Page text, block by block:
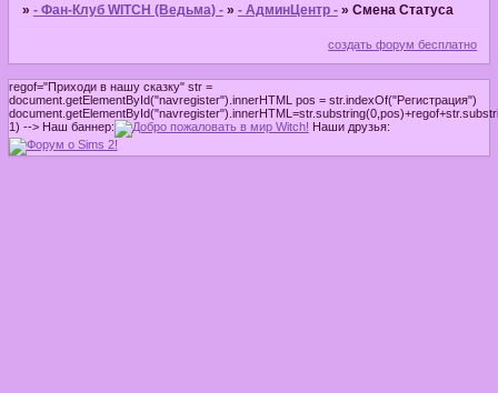
» - Фан-Клуб WITCH (Ведьма) - » - АдминЦентр - » Cмена Статуса
создать форум бесплатно
regof="Приходи в нашу сказку" str =
document.getElementById("navregister").innerHTML pos = str.indexOf("Регистрация")
1) --> Наш баннер: Наши друзья: